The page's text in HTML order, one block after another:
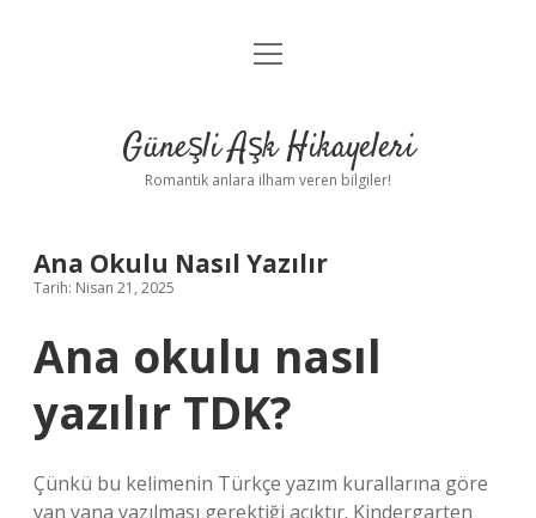
Anasayfa
Yasal Uyarı
menüyü
Güneşli Aşk Hikayeleri
Romantik anlara ilham veren bilgiler!
Ana Okulu Nasıl Yazılır
Tarih: Nisan 21, 2025
Ana okulu nasıl
yazılır TDK?
Çünkü bu kelimenin Türkçe yazım kurallarına göre
yan yana yazılması gerektiği açıktır. Kindergarten